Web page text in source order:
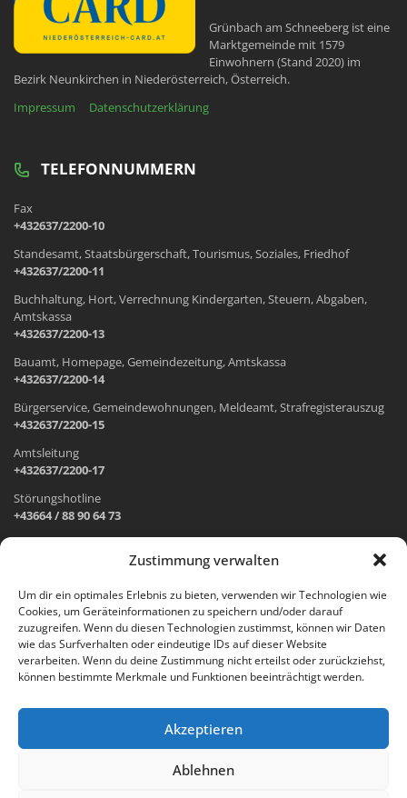
Zustimmung verwalten
Um dir ein optimales Erlebnis zu bieten, verwenden wir Technologien wie
Cookies, um Geräteinformationen zu speichern und/oder darauf
zuzugreifen. Wenn du diesen Technologien zustimmst, können wir Daten
wie das Surfverhalten oder eindeutige IDs auf dieser Website
verarbeiten. Wenn du deine Zustimmung nicht erteilst oder zurückziehst,
können bestimmte Merkmale und Funktionen beeinträchtigt werden.
Akzeptieren
Ablehnen
Grünbach am Schneeberg ist eine
Marktgemeinde mit 1579
Einwohnern (Stand 2020) im
Bezirk Neunkirchen in Niederösterreich, Österreich.
Impressum
Datenschutzerklärung
TELEFONNUMMERN
Fax
+432637/2200-10
Standesamt, Staatsbürgerschaft, Tourismus, Soziales, Friedhof
+432637/2200-11
Buchhaltung, Hort, Verrechnung Kindergarten, Steuern, Abgaben,
Amtskassa
+432637/2200-13
Bauamt, Homepage, Gemeindezeitung, Amtskassa
+432637/2200-14
Bürgerservice, Gemeindewohnungen, Meldeamt, Strafregisterauszug
+432637/2200-15
Amtsleitung
+432637/2200-17
Störungshotline
+43664 / 88 90 64 73
Wr. Neustädter Straße 1
2733 Grünbach am Schneeberg
Öffnungszeiten Gemeindeamt:
Montag: 8.00 – 12.00 Uhr und 14.00 – 18.00 Uhr
Freitag: 8.00 – 12.00 Uhr
Email: